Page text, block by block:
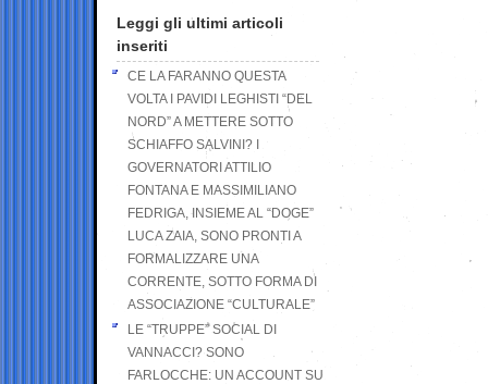
Leggi gli ultimi articoli
inseriti
CE LA FARANNO QUESTA
VOLTA I PAVIDI LEGHISTI “DEL
NORD” A METTERE SOTTO
SCHIAFFO SALVINI? I
GOVERNATORI ATTILIO
FONTANA E MASSIMILIANO
FEDRIGA, INSIEME AL “DOGE”
LUCA ZAIA, SONO PRONTI A
FORMALIZZARE UNA
CORRENTE, SOTTO FORMA DI
ASSOCIAZIONE “CULTURALE”
LE “TRUPPE” SOCIAL DI
VANNACCI? SONO
FARLOCCHE: UN ACCOUNT SU